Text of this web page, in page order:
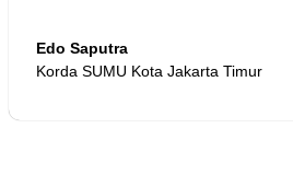
Edo Saputra
Korda SUMU Kota Jakarta Timur